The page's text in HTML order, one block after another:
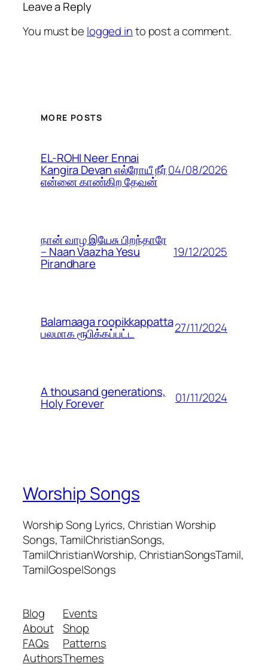
Leave a Reply
You must be logged into post a comment.
MORE POSTS
EL-ROHI Neer Ennai
Kangira Devan எல்ரோயீ நீர்
என்னை காண்கிற தேவன்
04/08/2026
நான் வாழ இயேசு பிறந்தாரே
– Naan Vaazha Yesu
Pirandhare
19/12/2025
Balamaaga roopikkappatta
பலமாக ரூபிக்கப்பட்ட 27/11/2024
A thousand generations,
Holy Forever 01/11/2024
Worship Songs
Worship Song Lyrics, Christian Worship
Songs, TamilChristianSongs,
TamilChristianWorship, ChristianSongsTamil,
TamilGospelSongs
Blog
About
FAQs
Authors
Events
Shop
Patterns
Themes